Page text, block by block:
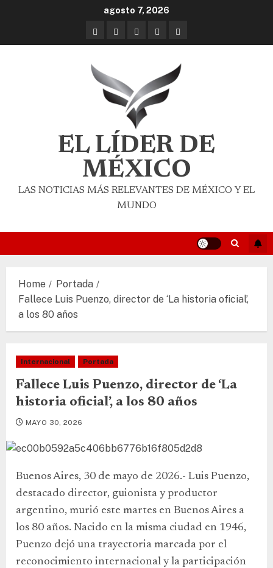
agosto 7, 2026
EL LÍDER DE
MÉXICO
LAS NOTICIAS MÁS RELEVANTES DE MÉXICO Y EL
MUNDO
Home
Portada
Fallece Luis Puenzo, director de ‘La historia oficial’,
a los 80 años
Internacional Portada
Fallece Luis Puenzo, director de ‘La
historia oficial’, a los 80 años
MAYO 30, 2026
Buenos Aires, 30 de mayo de 2026.- Luis Puenzo,
destacado director, guionista y productor
argentino, murió este martes en Buenos Aires a
los 80 años. Nacido en la misma ciudad en 1946,
Puenzo dejó una trayectoria marcada por el
reconocimiento internacional y la participación